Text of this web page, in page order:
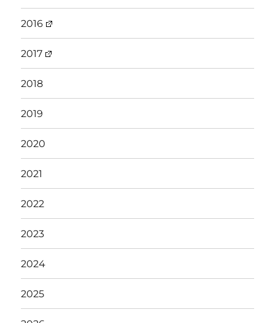
2016
2017
2018
2019
2020
2021
2022
2023
2024
2025